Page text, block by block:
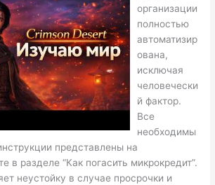
организации
полностью
автоматизир
ована,
исключая
человечески
й фактор.
Все
необходимы
представлены на
в разделе “Как погасить микрокредит”.
неустойку в случае просрочки и